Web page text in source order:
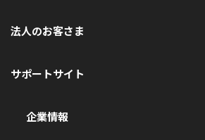
法人のお客さま
サポートサイト
企業情報